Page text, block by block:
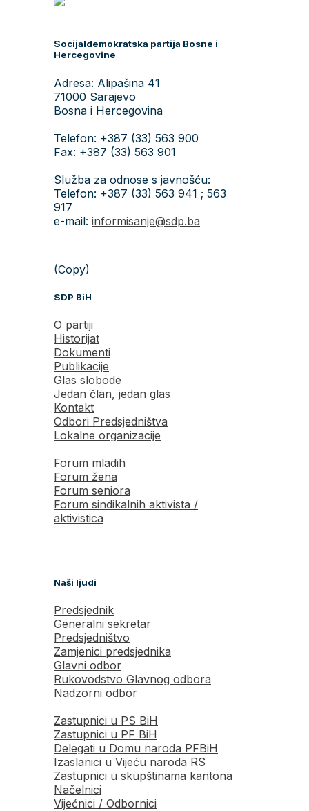
Socijaldemokratska partija Bosne i
Hercegovine
Adresa: Alipašina 41
71000 Sarajevo
Bosna i Hercegovina
Telefon: +387 (33) 563 900
Fax: +387 (33) 563 901
Služba za odnose s javnošću:
Telefon: +387 (33) 563 941 ; 563
917
e-mail: informisanje@sdp.ba
(Copy)
SDP BiH
O partiji
Historijat
Dokumenti
Publikacije
Glas slobode
Jedan član, jedan glas
Kontakt
Odbori Predsjedništva
Lokalne organizacije
Forum mladih
Forum žena
Forum seniora
Forum sindikalnih aktivista /
aktivistica
Naši ljudi
Predsjednik
Generalni sekretar
Predsjedništvo
Zamjenici predsjednika
Glavni odbor
Rukovodstvo Glavnog odbora
Nadzorni odbor
Zastupnici u PS BiH
Zastupnici u PF BiH
Delegati u Domu naroda PFBiH
Izaslanici u Vijeću naroda RS
Zastupnici u skupštinama kantona
Načelnici
Vijećnici / Odbornici